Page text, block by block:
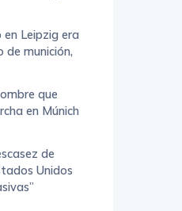
Leipzig era
de munición,
que
en Múnich
de
Unidos